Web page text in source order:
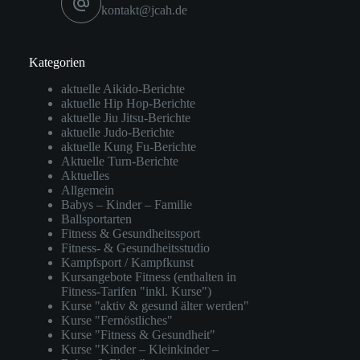
kontakt@jcah.de
Kategorien
aktuelle Aikido-Berichte
aktuelle Hip Hop-Berichte
aktuelle Jiu Jitsu-Berichte
aktuelle Judo-Berichte
aktuelle Kung Fu-Berichte
Aktuelle Turn-Berichte
Aktuelles
Allgemein
Babys – Kinder – Familie
Ballsportarten
Fitness & Gesundheitssport
Fitness- & Gesundheitsstudio
Kampfsport / Kampfkunst
Kursangebote Fitness (enthalten in
Fitness-Tarifen "inkl. Kurse")
Kurse "aktiv & gesund älter werden"
Kurse "Fernöstliches"
Kurse "Fitness & Gesundheit"
Kurse "Kinder – Kleinkinder –